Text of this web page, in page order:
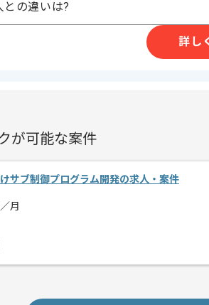
コ
ざいます。
との違いは?
詳し
が可能な案件
けサブ制御プログラム開発の求人・案件
月